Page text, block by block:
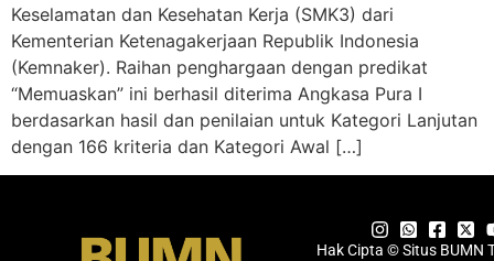
Keselamatan dan Kesehatan Kerja (SMK3) dari
Kementerian Ketenagakerjaan Republik Indonesia
(Kemnaker). Raihan penghargaan dengan predikat
“Memuaskan” ini berhasil diterima Angkasa Pura I
berdasarkan hasil dan penilaian untuk Kategori Lanjutan
dengan 166 kriteria dan Kategori Awal […]
Hak Cipta © Situs BUMN